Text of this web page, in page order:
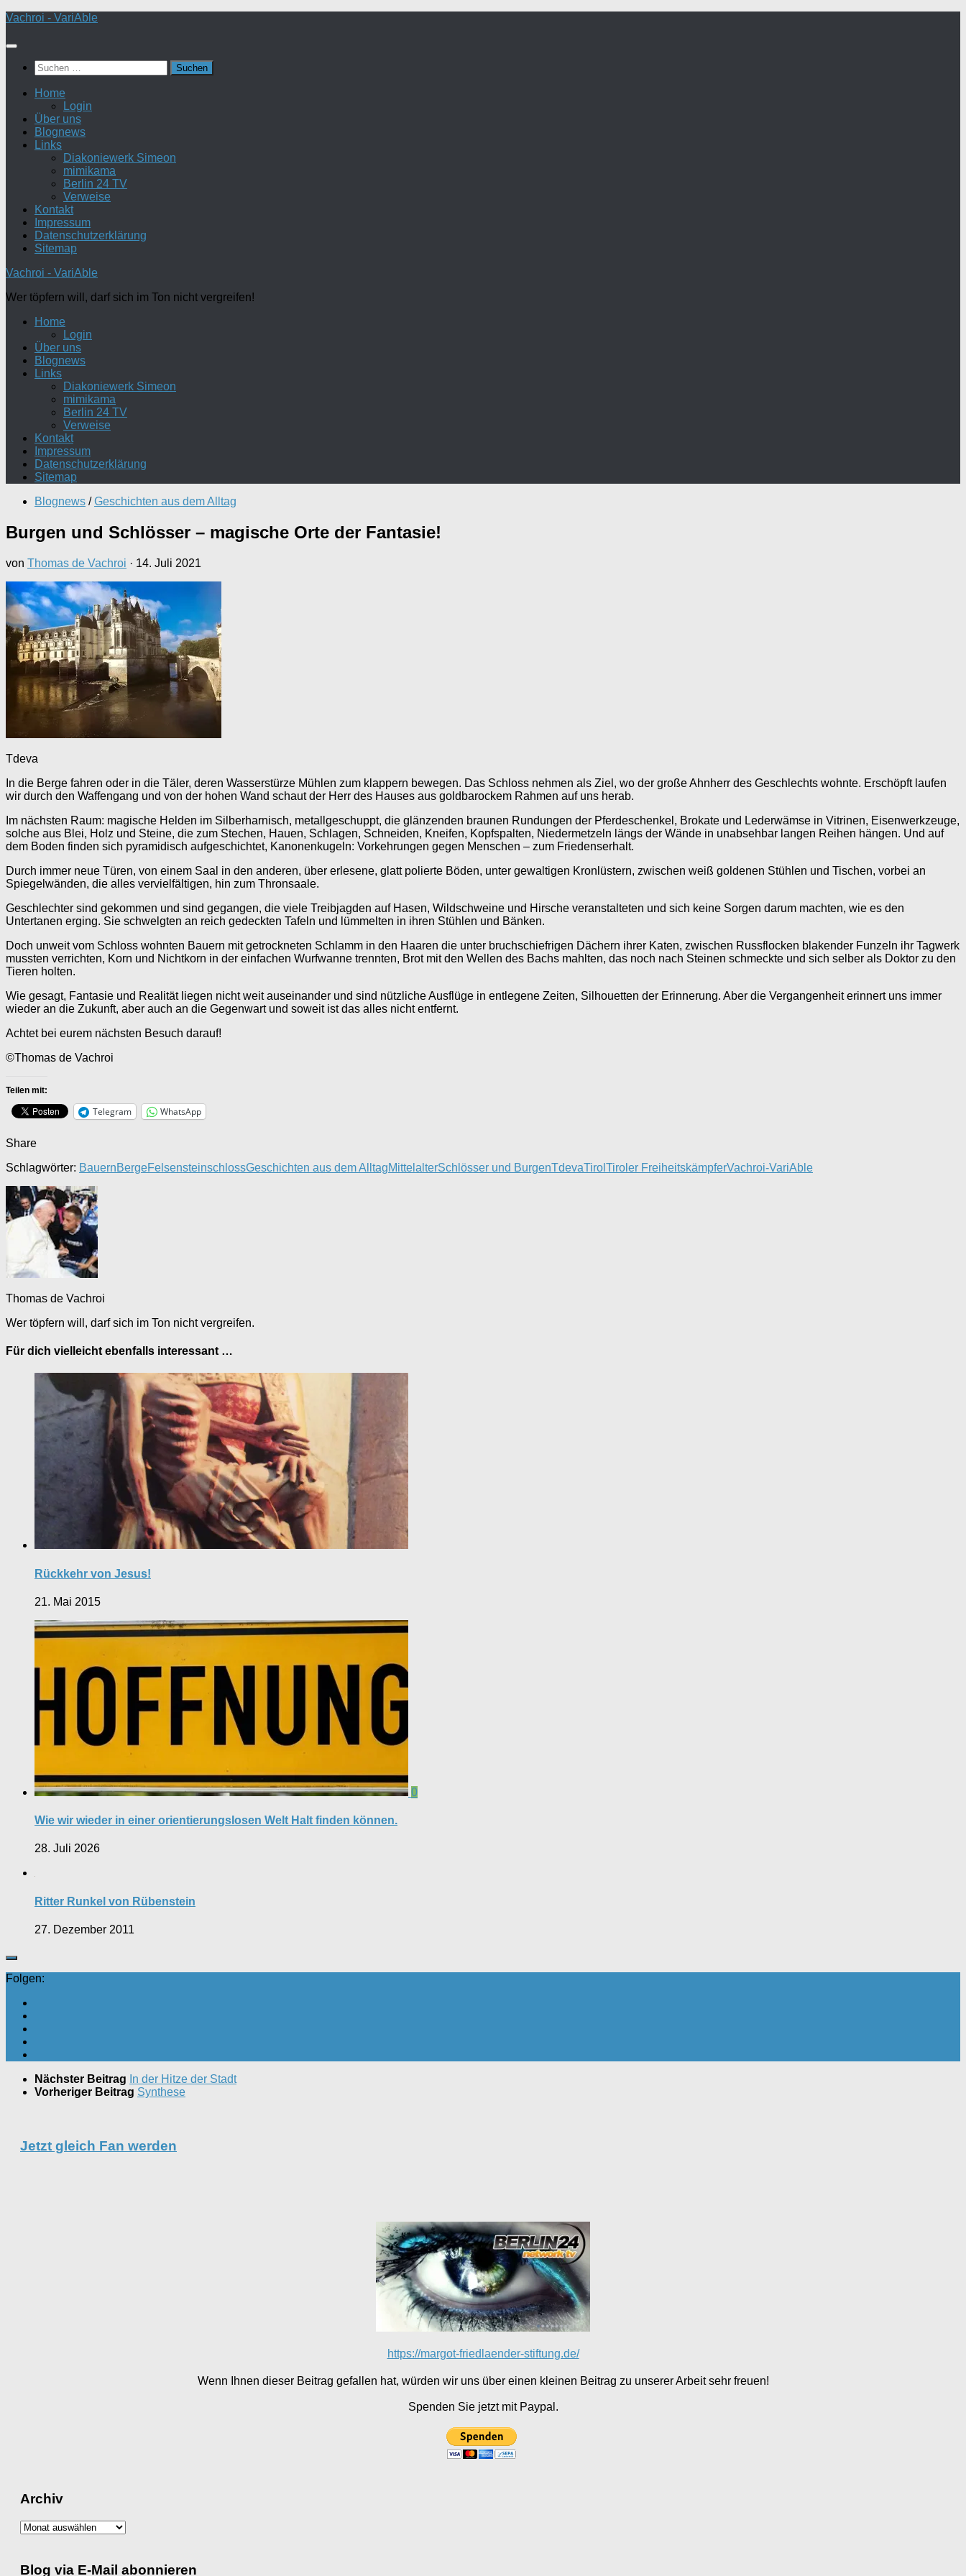
Zum
springen
Vachroi - VariAble
Suchen
nach:
Home
Login
Über uns
Blognews
Links
Diakoniewerk Simeon
mimikama
Berlin 24 TV
Verweise
Kontakt
Impressum
Datenschutzerklärung
Sitemap
Vachroi - VariAble
Wer töpfern will, darf sich im Ton nicht vergreifen!
Home
Login
Über uns
Blognews
Links
Diakoniewerk Simeon
mimikama
Berlin 24 TV
Verweise
Kontakt
Impressum
Datenschutzerklärung
Sitemap
Blognews / Geschichten aus dem Alltag
Burgen und Schlösser – magische Orte der Fantasie!
von Thomas de Vachroi · 14. Juli 2021
Tdeva
In die Berge fahren oder in die Täler, deren Wasserstürze Mühlen zum klappern bewegen. Das Schloss nehmen als Ziel, wo der große Ahnherr des Geschlechts wohnte. Erschöpft laufen
wir durch den Waffengang und von der hohen Wand schaut der Herr des Hauses aus goldbarockem Rahmen auf uns herab.
Im nächsten Raum: magische Helden im Silberharnisch, metallgeschuppt, die glänzenden braunen Rundungen der Pferdeschenkel, Brokate und Lederwämse in Vitrinen, Eisenwerkzeuge,
solche aus Blei, Holz und Steine, die zum Stechen, Hauen, Schlagen, Schneiden, Kneifen, Kopfspalten, Niedermetzeln längs der Wände in unabsehbar langen Reihen hängen. Und auf
dem Boden finden sich pyramidisch aufgeschichtet, Kanonenkugeln: Vorkehrungen gegen Menschen – zum Friedenserhalt.
Durch immer neue Türen, von einem Saal in den anderen, über erlesene, glatt polierte Böden, unter gewaltigen Kronlüstern, zwischen weiß goldenen Stühlen und Tischen, vorbei an
Spiegelwänden, die alles vervielfältigen, hin zum Thronsaale.
Geschlechter sind gekommen und sind gegangen, die viele Treibjagden auf Hasen, Wildschweine und Hirsche veranstalteten und sich keine Sorgen darum machten, wie es den
Untertanen erging. Sie schwelgten an reich gedeckten Tafeln und lümmelten in ihren Stühlen und Bänken.
Doch unweit vom Schloss wohnten Bauern mit getrockneten Schlamm in den Haaren die unter bruchschiefrigen Dächern ihrer Katen, zwischen Russflocken blakender Funzeln ihr Tagwerk
mussten verrichten, Korn und Nichtkorn in der einfachen Wurfwanne trennten, Brot mit den Wellen des Bachs mahlten, das noch nach Steinen schmeckte und sich selber als Doktor zu den
Tieren holten.
Wie gesagt, Fantasie und Realität liegen nicht weit auseinander und sind nützliche Ausflüge in entlegene Zeiten, Silhouetten der Erinnerung. Aber die Vergangenheit erinnert uns immer
wieder an die Zukunft, aber auch an die Gegenwart und soweit ist das alles nicht entfernt.
Achtet bei eurem nächsten Besuch darauf!
©Thomas de Vachroi
Teilen mit:
Telegram WhatsApp
Share
Schlagwörter: BauernBergeFelsensteinschlossGeschichten aus dem AlltagMittelalterSchlösser und BurgenTdevaTirol Tiroler FreiheitskämpferVachroi-VariAble
Thomas de Vachroi
Wer töpfern will, darf sich im Ton nicht vergreifen.
Für dich vielleicht ebenfalls interessant …
Rückkehr von Jesus!
21. Mai 2015
0
Wie wir wieder in einer orientierungslosen Welt Halt finden können.
28. Juli 2026
Ritter Runkel von Rübenstein
27. Dezember 2011
Folgen:
Nächster Beitrag In der Hitze der Stadt
Vorheriger Beitrag Synthese
Jetzt gleich Fan werden
https://margot-friedlaender-stiftung.de/
Wenn Ihnen dieser Beitrag gefallen hat, würden wir uns über einen kleinen Beitrag zu unserer Arbeit sehr freuen!
Spenden Sie jetzt mit Paypal.
Archiv
Archiv
Blog via E-Mail abonnieren